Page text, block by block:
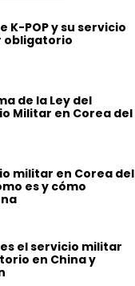
K-POP y su servicio
obligatorio
de la Ley del
Militar en Corea del
militar en Corea del
es y cómo
el servicio militar
en China y